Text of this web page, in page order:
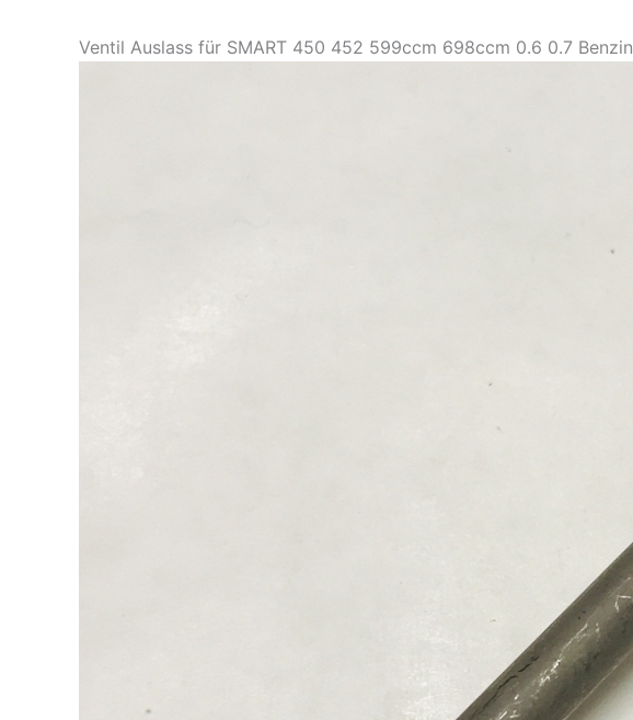
Ventil Auslass für SMART 450 452 599ccm 698ccm 0.6 0.7 Benzin